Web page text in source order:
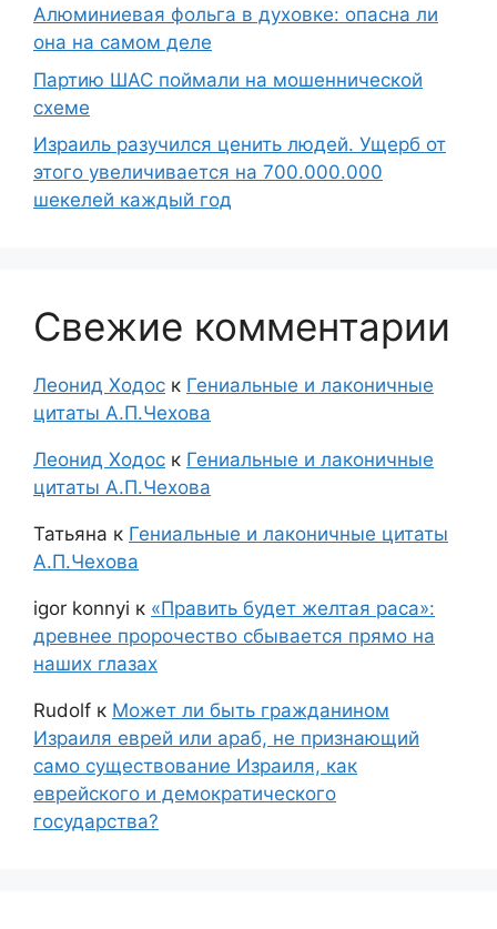
Алюминиевая фольга в духовке: опасна ли
она на самом деле
Партию ШАС поймали на мошеннической
схеме
Израиль разучился ценить людей. Ущерб от
этого увеличивается на 700.000.000
шекелей каждый год
Свежие комментарии
Леонид Ходос к Гениальные и лаконичные
цитаты А.П.Чехова
Леонид Ходос к Гениальные и лаконичные
цитаты А.П.Чехова
Татьяна к Гениальные и лаконичные цитаты
А.П.Чехова
igor konnyi к «Править будет желтая раса»:
древнее пророчество сбывается прямо на
наших глазах
Rudolf к Может ли быть гражданином
Израиля еврей или араб, не признающий
само существование Израиля, как
еврейского и демократического
государства?